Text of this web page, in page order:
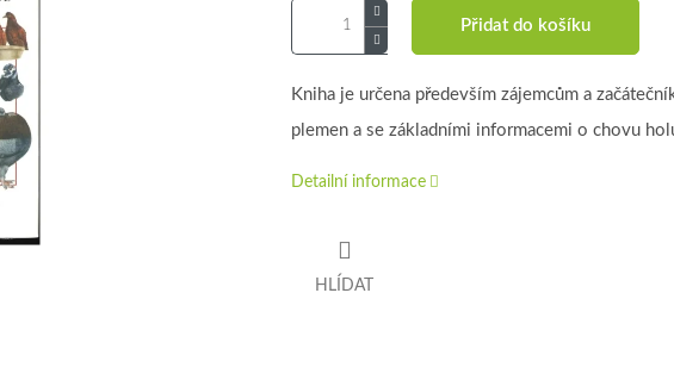
Přidat do košíku
Kniha je určena především zájemcům a
plemen a se základními informacemi o chovu
Detailní informace
HLÍDAT